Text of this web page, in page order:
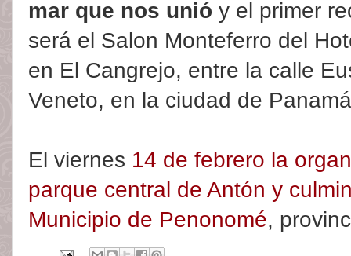
mar que nos unió y el primer
será el Salon Monteferro del
en El Cangrejo, entre la calle
Veneto, en la ciudad de
El viernes 14 de febrero la
parque central de Antón y
Municipio de Penonomé,